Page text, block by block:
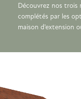
Découvrez nos trois
complétés par les
maison d'extension